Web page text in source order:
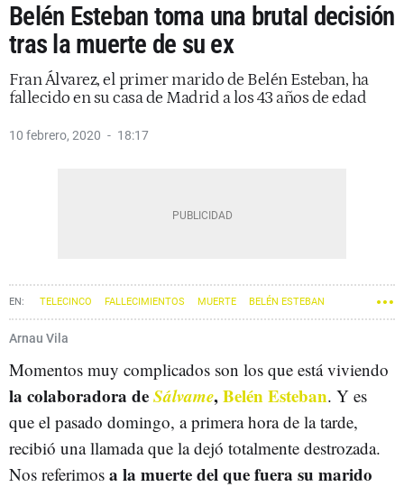
Belén Esteban toma una brutal decisión
tras la muerte de su ex
Fran Álvarez, el primer marido de Belén Esteban, ha
fallecido en su casa de Madrid a los 43 años de edad
10 febrero, 2020 18:17
TELECINCO FALLECIMIENTOS MUERTE BELÉN ESTEBAN
Arnau Vila
Momentos muy complicados son los que está viviendo
la colaboradora deSálvame,Belén Esteban. Y es
que el pasado domingo, a primera hora de la tarde,
recibió una llamada que la dejó totalmente destrozada.
Nos referimos a la muerte del que fuera su marido